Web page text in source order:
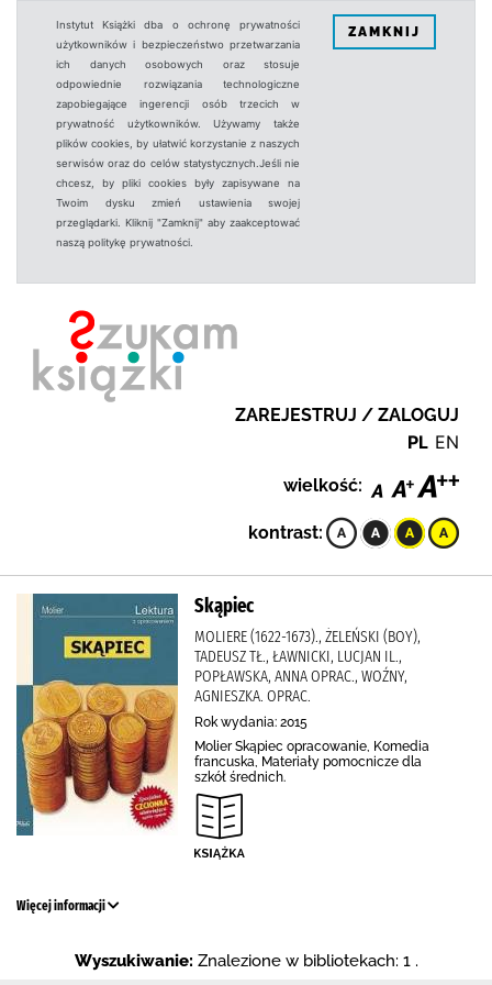
Instytut Książki dba o ochronę prywatności
użytkowników i bezpieczeństwo przetwarzania
ich danych osobowych oraz stosuje
odpowiednie rozwiązania technologiczne
zapobiegające ingerencji osób trzecich w
prywatność użytkowników. Używamy także
plików cookies, by ułatwić korzystanie z naszych
serwisów oraz do celów statystycznych.Jeśli nie
chcesz, by pliki cookies były zapisywane na
Twoim dysku zmień ustawienia swojej
przeglądarki. Kliknij "Zamknij" aby zaakceptować
naszą politykę prywatności.
ZAMKNIJ
ZAREJESTRUJ / ZALOGUJ
PL EN
wielkość:
kontrast:
Skąpiec
MOLIERE (1622-1673)., ŻELEŃSKI (BOY),
TADEUSZ TŁ., ŁAWNICKI, LUCJAN IL.,
POPŁAWSKA, ANNA OPRAC., WOŹNY,
AGNIESZKA. OPRAC.
Rok wydania: 2015
Molier Skąpiec opracowanie, Komedia
francuska, Materiały pomocnicze dla
szkół średnich.
Więcej informacji
Wyszukiwanie: Znalezione w bibliotekach: 1 .